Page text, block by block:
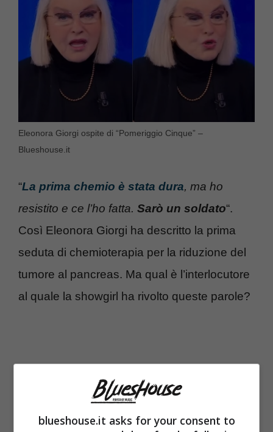
Eleonora Giorgi ospite di “Pomeriggio Cinque” –
Blueshouse.it
“La prima chemio è stata dura, ma ho
resistito e ce l’ho fatta. Sarò un soldato“.
Così Eleonora Giorgi ha descritto la prima
seduta di chemioterapia per la riduzione del
tumore al pancreas. Ma qual è l’interlocutore
al quale la showgirl ha rivolto queste parole?
blueshouse.it asks for your consent to